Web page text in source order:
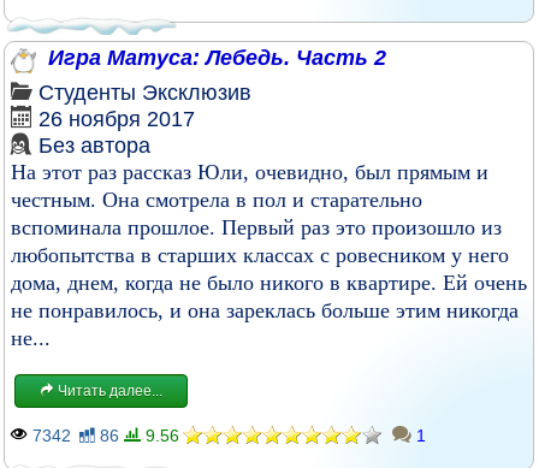
Игра Матуса: Лебедь. Часть 2
Студенты Эксклюзив
26 ноября 2017
Без автора
На этот раз рассказ Юли, очевидно, был прямым и
честным. Она смотрела в пол и старательно
вспоминала прошлое. Первый раз это произошло из
любопытства в старших классах с ровесником у него
дома, днем, когда не было никого в квартире. Ей очень
не понравилось, и она зареклась больше этим никогда
не...
Читать далее...
7342 86 9.56 1